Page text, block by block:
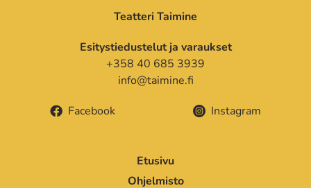
Teatteri Taimine
Esitystiedustelut ja varaukset
+358 40 685 3939
info@taimine.fi
Facebook
Instagram
Etusivu
Ohjelmisto